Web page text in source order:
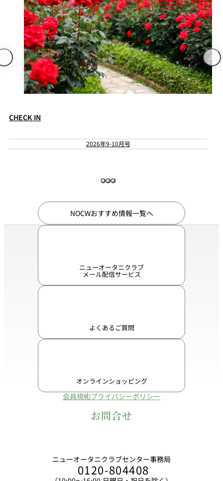
CHECK IN
2026年9-10月号
NOCWおすすめ情報
ニューオータニクラブ
メール配信サービス
よくあるご質問
オンラインショッピング
会員規約プライバシーポリシー
お問合せ
ニューオータニクラブセンター事務局
0120-804408